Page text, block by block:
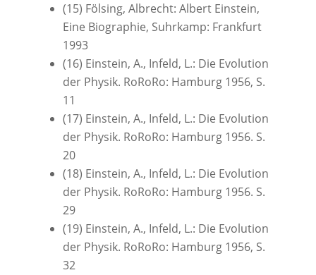
(15) Fölsing, Albrecht: Albert Einstein,
Eine Biographie, Suhrkamp: Frankfurt
1993
(16) Einstein, A., Infeld, L.: Die Evolution
der Physik. RoRoRo: Hamburg 1956, S.
11
(17) Einstein, A., Infeld, L.: Die Evolution
der Physik. RoRoRo: Hamburg 1956. S.
20
(18) Einstein, A., Infeld, L.: Die Evolution
der Physik. RoRoRo: Hamburg 1956. S.
29
(19) Einstein, A., Infeld, L.: Die Evolution
der Physik. RoRoRo: Hamburg 1956, S.
32